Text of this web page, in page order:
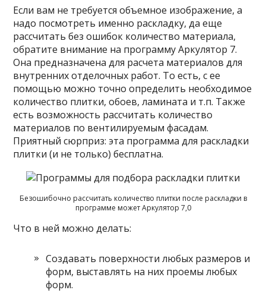
Если вам не требуется объемное изображение, а
надо посмотреть именно раскладку, да еще
рассчитать без ошибок количество материала,
обратите внимание на программу Аркулятор 7.
Она предназначена для расчета материалов для
внутренних отделочных работ. То есть, с ее
помощью можно точно определить необходимое
количество плитки, обоев, ламината и т.п. Также
есть возможность рассчитать количество
материалов по вентилируемым фасадам.
Приятный сюрприз: эта программа для раскладки
плитки (и не только) бесплатна.
Безошибочно рассчитать количество плитки после раскладки в
программе может Аркулятор 7,0
Что в ней можно делать:
Создавать поверхности любых размеров и
форм, выставлять на них проемы любых
форм.